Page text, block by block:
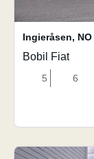
Ingieråsen, NO
Bobil Fiat
5 6